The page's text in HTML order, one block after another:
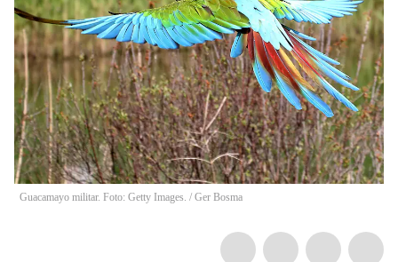
Guacamayo militar. Foto: Getty Images. / Ger Bosma